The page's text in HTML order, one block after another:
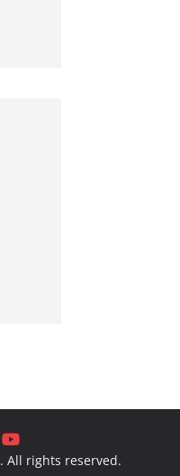
. All rights reserved.